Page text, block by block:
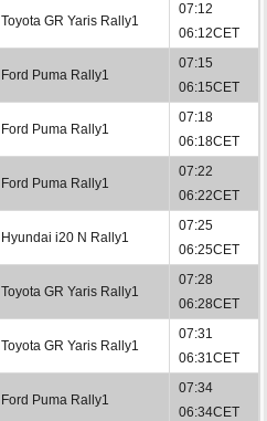
Toyota GR Yaris Rally1
07:12
06:12CET
Ford Puma Rally1
07:15
06:15CET
Ford Puma Rally1
07:18
06:18CET
Ford Puma Rally1
07:22
06:22CET
Hyundai i20 N Rally1
07:25
06:25CET
Toyota GR Yaris Rally1
07:28
06:28CET
Toyota GR Yaris Rally1
07:31
06:31CET
Ford Puma Rally1
07:34
06:34CET